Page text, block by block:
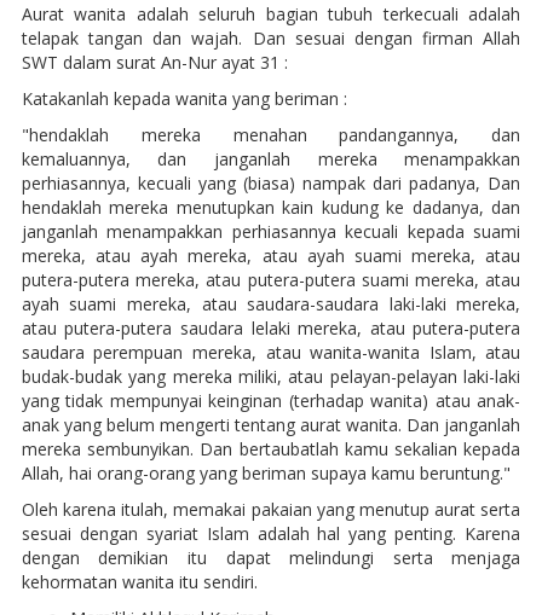
Aurat wanita adalah seluruh bagian tubuh terkecuali adalah
telapak tangan dan wajah. Dan sesuai dengan firman Allah
SWT dalam surat An-Nur ayat 31 :
Katakanlah kepada wanita yang beriman :
"hendaklah mereka menahan pandangannya, dan
kemaluannya, dan janganlah mereka menampakkan
perhiasannya, kecuali yang (biasa) nampak dari padanya, Dan
hendaklah mereka menutupkan kain kudung ke dadanya, dan
janganlah menampakkan perhiasannya kecuali kepada suami
mereka, atau ayah mereka, atau ayah suami mereka, atau
putera-putera mereka, atau putera-putera suami mereka, atau
ayah suami mereka, atau saudara-saudara laki-laki mereka,
atau putera-putera saudara lelaki mereka, atau putera-putera
saudara perempuan mereka, atau wanita-wanita Islam, atau
budak-budak yang mereka miliki, atau pelayan-pelayan laki-laki
yang tidak mempunyai keinginan (terhadap wanita) atau anak-
anak yang belum mengerti tentang aurat wanita. Dan janganlah
mereka sembunyikan. Dan bertaubatlah kamu sekalian kepada
Allah, hai orang-orang yang beriman supaya kamu beruntung."
Oleh karena itulah, memakai pakaian yang menutup aurat serta
sesuai dengan syariat Islam adalah hal yang penting. Karena
dengan demikian itu dapat melindungi serta menjaga
kehormatan wanita itu sendiri.